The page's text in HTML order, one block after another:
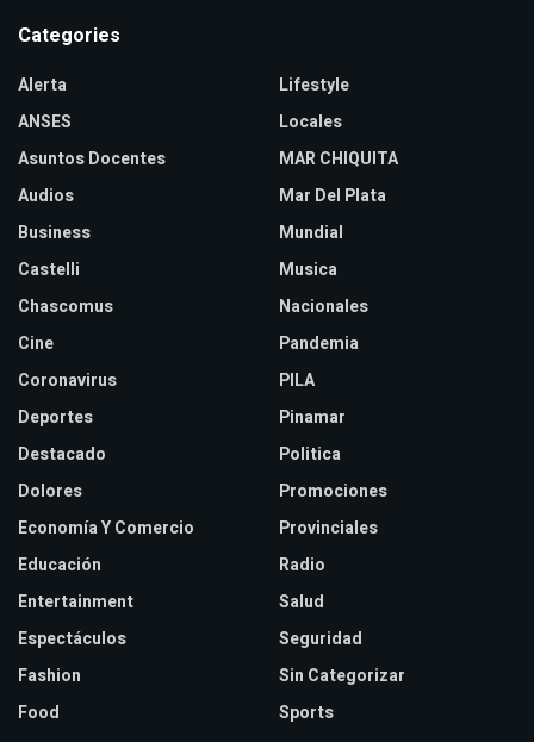
Categories
Alerta
ANSES
Asuntos Docentes
Audios
Business
Castelli
Chascomus
Cine
Coronavirus
Deportes
Destacado
Dolores
Economía Y Comercio
Educación
Entertainment
Espectáculos
Fashion
Food
Lifestyle
Locales
MAR CHIQUITA
Mar Del Plata
Mundial
Musica
Nacionales
Pandemia
PILA
Pinamar
Politica
Promociones
Provinciales
Radio
Salud
Seguridad
Sin Categorizar
Sports